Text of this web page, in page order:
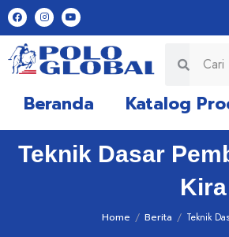
Beranda Katalog
Teknik Dasar
Home / Berita / Teknik